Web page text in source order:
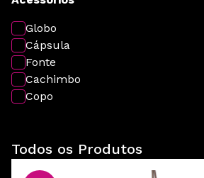
Globo
Cápsula
Fonte
Cachimbo
Copo
Todos os Produtos